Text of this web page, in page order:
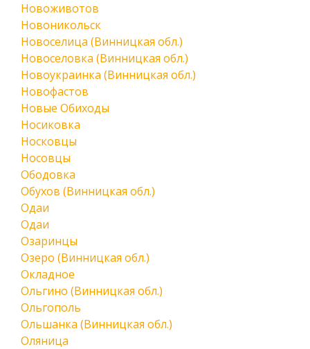
Новоживотов
Новоникольск
Новоселица (Винницкая обл.)
Новоселовка (Винницкая обл.)
Новоукраинка (Винницкая обл.)
Новофастов
Новые Обиходы
Носиковка
Носковцы
Носовцы
Ободовка
Обухов (Винницкая обл.)
Одаи
Одаи
Озаринцы
Озеро (Винницкая обл.)
Окладное
Ольгино (Винницкая обл.)
Ольгополь
Ольшанка (Винницкая обл.)
Оляница